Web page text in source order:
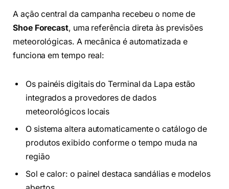
A ação central da campanha recebeu o nome de
Shoe Forecast, uma referência direta às previsões
meteorológicas. A mecânica é automatizada e
funciona em tempo real:
Os painéis digitais do Terminal da Lapa estão
integrados a provedores de dados
meteorológicos locais
O sistema altera automaticamente o catálogo de
produtos exibido conforme o tempo muda na
região
Sol e calor: o painel destaca sandálias e modelos